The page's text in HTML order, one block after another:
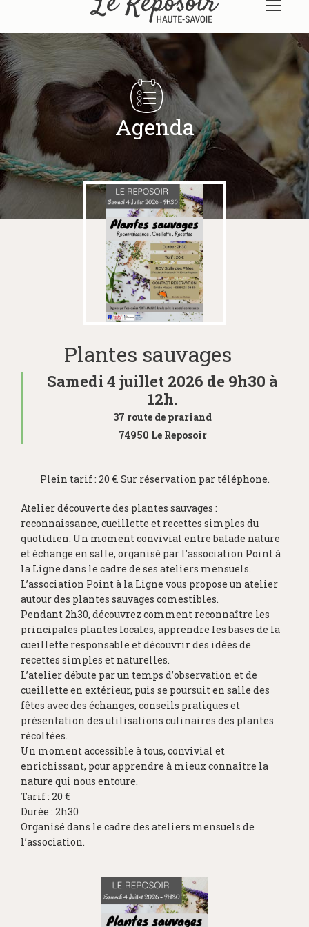
Agenda
Plantes sauvages
Samedi 4 juillet 2026 de 9h30 à
12h.
37 route de prariand
74950 Le Reposoir
Plein tarif : 20 €. Sur réservation par téléphone.
Atelier découverte des plantes sauvages :
reconnaissance, cueillette et recettes simples du
quotidien. Un moment convivial entre balade nature
et échange en salle, organisé par l’association Point à
la Ligne dans le cadre de ses ateliers mensuels.
L’association Point à la Ligne vous propose un atelier
autour des plantes sauvages comestibles.
Pendant 2h30, découvrez comment reconnaître les
principales plantes locales, apprendre les bases de la
cueillette responsable et découvrir des idées de
recettes simples et naturelles.
L’atelier débute par un temps d’observation et de
cueillette en extérieur, puis se poursuit en salle des
fêtes avec des échanges, conseils pratiques et
présentation des utilisations culinaires des plantes
récoltées.
Un moment accessible à tous, convivial et
enrichissant, pour apprendre à mieux connaître la
nature qui nous entoure.
Tarif : 20 €
Durée : 2h30
Organisé dans le cadre des ateliers mensuels de
l’association.